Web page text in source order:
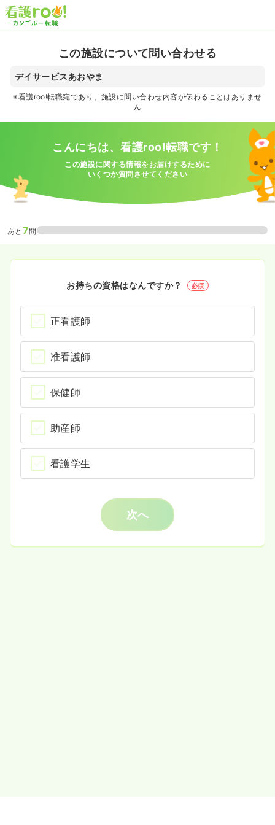
この施設について問い合わせる
デイサービスあおやま
※看護roo!転職宛であり、施設に問い合わせ内容が伝わることはありませ
ん
こんにちは、看護roo!転職です！
この施設に関する情報をお届けするために
いくつか質問させてください
あと 7問
お持ちの資格はなんですか？ 必須
正看護師
准看護師
保健師
助産師
看護学生
次へ